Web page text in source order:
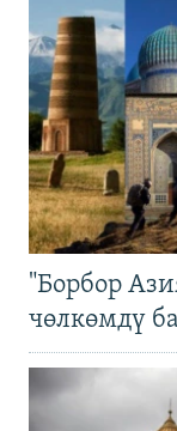
"Борбор
чөлкөмдү